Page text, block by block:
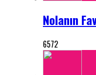
Nolanın
6572